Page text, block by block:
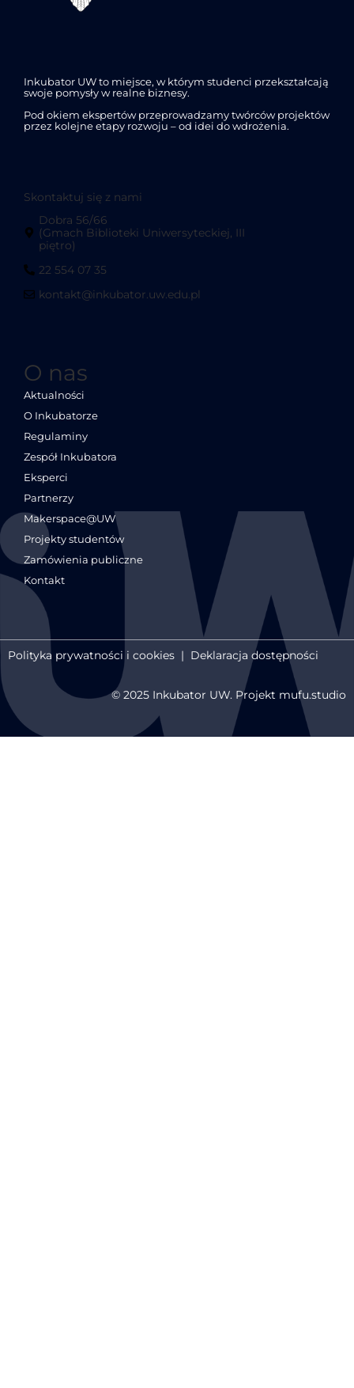
Inkubator UW to miejsce, w którym studenci przekształcają
swoje pomysły w realne biznesy.
Pod okiem ekspertów przeprowadzamy twórców projektów
przez kolejne etapy rozwoju – od idei do wdrożenia.
Skontaktuj się z nami
Dobra 56/66
(Gmach Biblioteki Uniwersyteckiej, III
piętro)
22 554 07 35
kontakt@inkubator.uw.edu.pl
O nas
Aktualności
O Inkubatorze
Regulaminy
Zespół Inkubatora
Eksperci
Partnerzy
Makerspace@UW
Projekty studentów
Zamówienia publiczne
Kontakt
Polityka prywatności i cookies | Deklaracja dostępności
© 2025 Inkubator UW. Projekt mufu.studio